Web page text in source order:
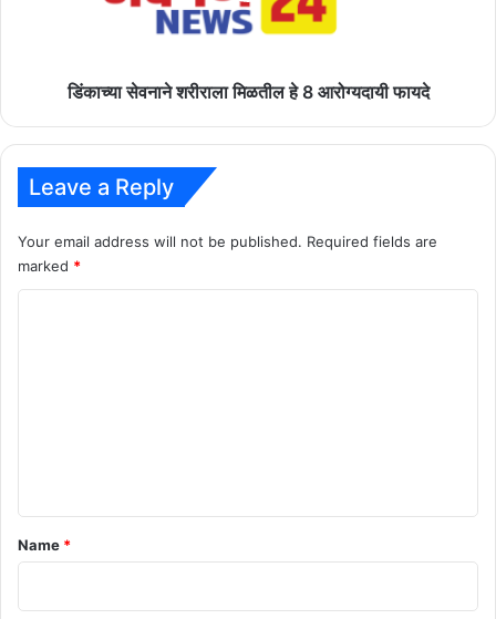
डिंकाच्या सेवनाने शरीराला मिळतील हे 8 आरोग्यदायी फायदे
Leave a Reply
Your email address will not be published. Required fields are
marked *
*
Name *